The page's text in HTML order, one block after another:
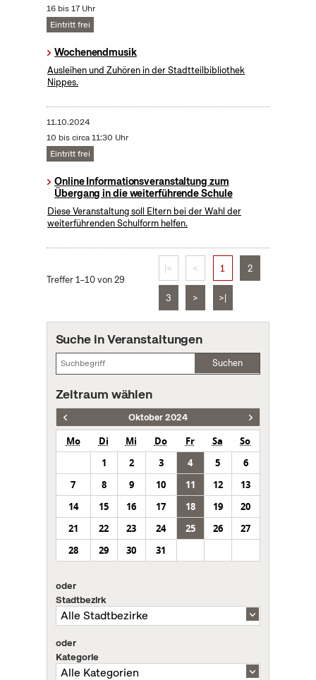
16 bis 17 Uhr
Eintritt frei
Wochenendmusik
Ausleihen und Zuhören in der Stadtteilbibliothek
Nippes.
11.10.2024
10 bis circa 11:30 Uhr
Eintritt frei
Online Informationsveranstaltung zum
Übergang in die weiterführende Schule
Diese Veranstaltung soll Eltern bei der Wahl der
weiterführenden Schulform helfen.
Treffer 1–10 von 29
|< < 1 2
3 > >|
Suche in Veranstaltungen
Suchen
Zeitraum wählen
Oktober 2024
Mo Di Mi Do Fr Sa
So
1
2 3 4 5
6
7
8 9 10 11 12
13
14
15 16 17 18 19
20
21
22 23 24 25 26
27
28
29 30 31
oder
Stadtbezirk
oder
Kategorie